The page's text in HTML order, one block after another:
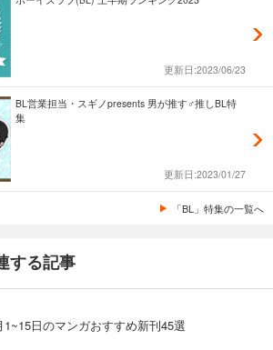
更新日:2023/06/23
BL営業担当・スギノpresents 男が推す♂推しBL特
集
更新日:2023/01/27
「BL」特集の一覧へ
する記事
1~15日のマンガおすすめ新刊45選